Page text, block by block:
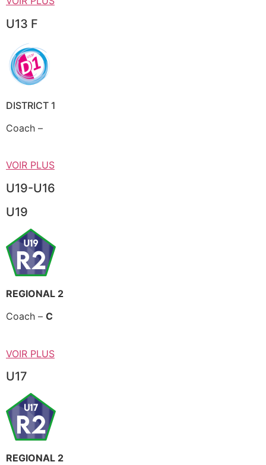
U13 F
DISTRICT 1
Coach –
VOIR PLUS
U19-U16
U19
REGIONAL 2
Coach – C
VOIR PLUS
U17
REGIONAL 2